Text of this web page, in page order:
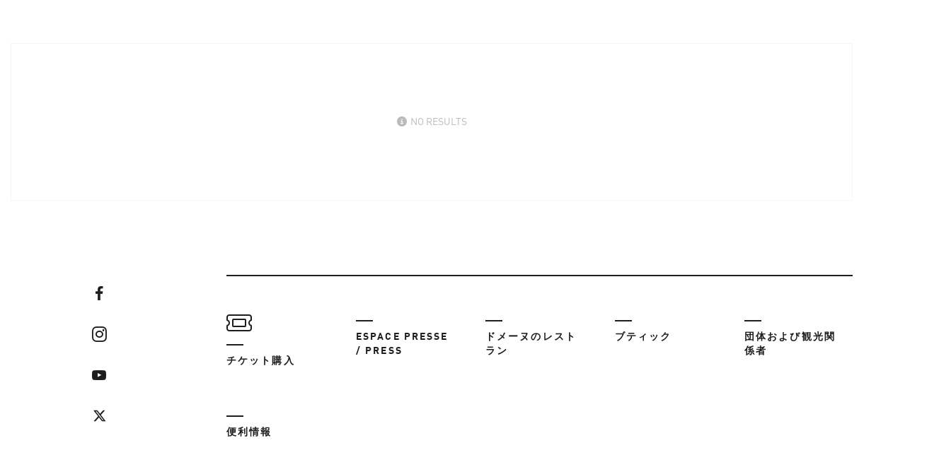
NO RESULTS
チケット購入
ESPACE PRESSE
/ PRESS
ドメーヌのレスト
ラン
ブティック
団体および観光関
係者
便利情報